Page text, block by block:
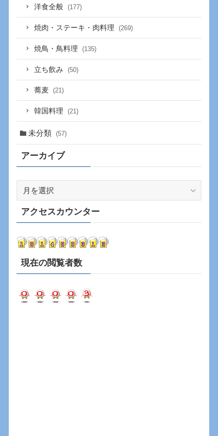
洋食全般 (177)
焼肉・ステーキ・肉料理 (269)
焼鳥・鳥料理 (135)
立ち飲み (50)
蕎麦 (21)
韓国料理 (21)
未分類 (57)
アーカイブ
カ
イ
アクセスカウンター
現在の閲覧者数